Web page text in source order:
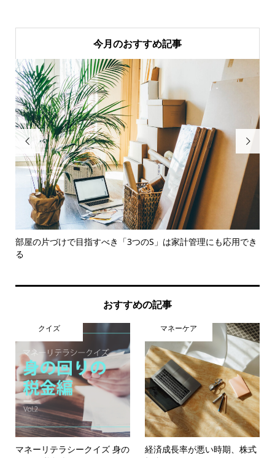
今月のおすすめ記事

部屋の片づけで目指すべき「3つのS」は家計管理にも応用でき
る

おすすめの記事
クイズ
マネーリテラシークイズ 身の
マネーケア
経済成長率が悪い時期、株式